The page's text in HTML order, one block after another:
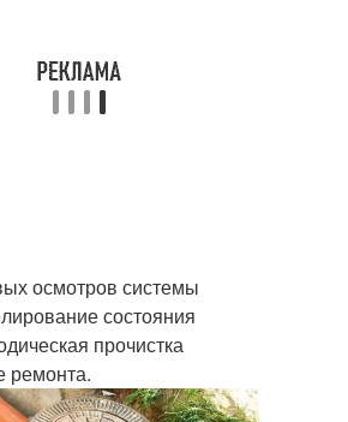
осмотров системы
состояния
прочистка
ремонта.